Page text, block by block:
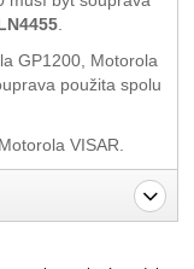
.
GP1200, Motorola
použita spolu
VISAR.